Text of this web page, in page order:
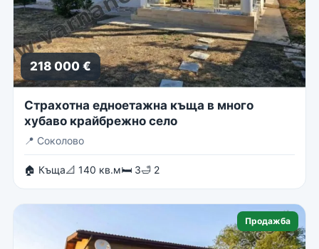
218 000 €
Страхотна едноетажна къща в много
хубаво крайбрежно село
📍 Соколово
🏠 Къща📐 140 кв.м🛏 3🛁 2
Продажба